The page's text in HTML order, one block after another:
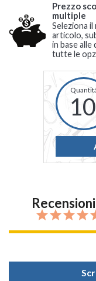
Prezzo
multiple
Seleziona
articolo,
in base alle
tutte le
10